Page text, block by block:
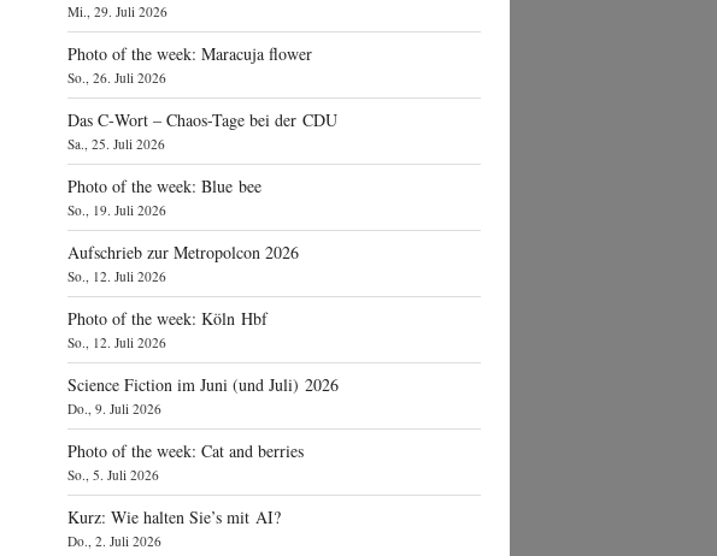
Mi., 29. Juli 2026
Photo of the week: Maracuja flower
So., 26. Juli 2026
Das C‑Wort – Chaos-Tage bei der CDU
Sa., 25. Juli 2026
Photo of the week: Blue bee
So., 19. Juli 2026
Aufschrieb zur Metropolcon 2026
So., 12. Juli 2026
Photo of the week: Köln Hbf
So., 12. Juli 2026
Science Fiction im Juni (und Juli) 2026
Do., 9. Juli 2026
Photo of the week: Cat and berries
So., 5. Juli 2026
Kurz: Wie halten Sie’s mit AI?
Do., 2. Juli 2026